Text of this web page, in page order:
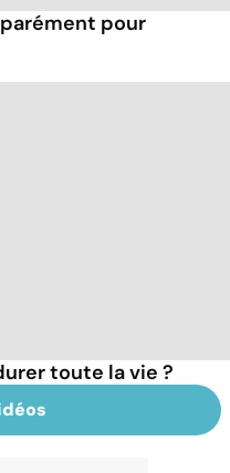
pour
toute la vie ?